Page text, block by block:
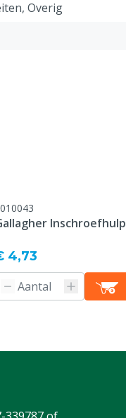
Overig
Inschroefhulp
4,73